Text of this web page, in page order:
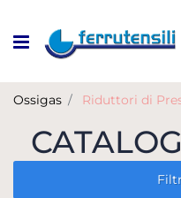
Open menu
Ossigas Riduttori di